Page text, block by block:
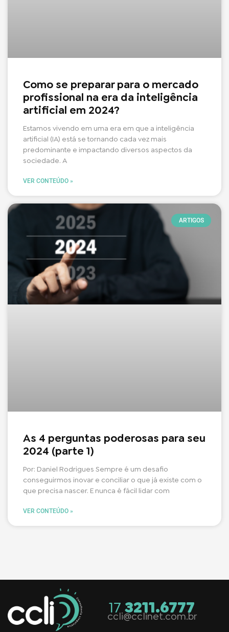
Como se preparar para o mercado
profissional na era da inteligência
artificial em 2024?
Estamos vivendo em uma era em que a inteligência
artificial (IA) está se tornando cada vez mais
predominante e impactando diversos aspectos da
sociedade. A
VER CONTEÚDO »
ARTIGOS
As 4 perguntas poderosas para seu
2024 (parte 1)
Por: Daniel Rodrigues Sempre é um desafio
conseguirmos inovar e conciliar o que já existe com o
que precisa nascer. E nunca é fácil lidar com
VER CONTEÚDO »
173211.6777
ccli@cclinet.com.br